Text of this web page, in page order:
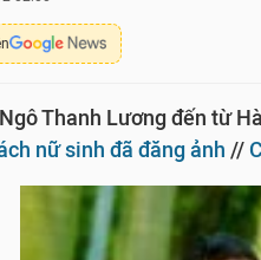
Thanh Lương đến từ
nữ sinh đã đăng ảnh //